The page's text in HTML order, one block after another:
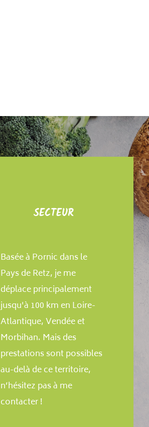
SECTEUR
Basée à Pornic dans le
Pays de Retz, je me
déplace principalement
jusqu'à 100 km en Loire-
Atlantique, Vendée et
Morbihan. Mais des
prestations sont possibles
au-delà de ce territoire,
n’hésitez pas à me
contacter !